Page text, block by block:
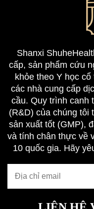
Shanxi
cấp, sản phẩm cứu
khỏe theo Y học
các nhà cung cấp
cầu. Quy trình canh
(R&D) của chúng tôi
sản xuất tốt (GMP),
và tính chân thực về
10 quốc gia. Hãy